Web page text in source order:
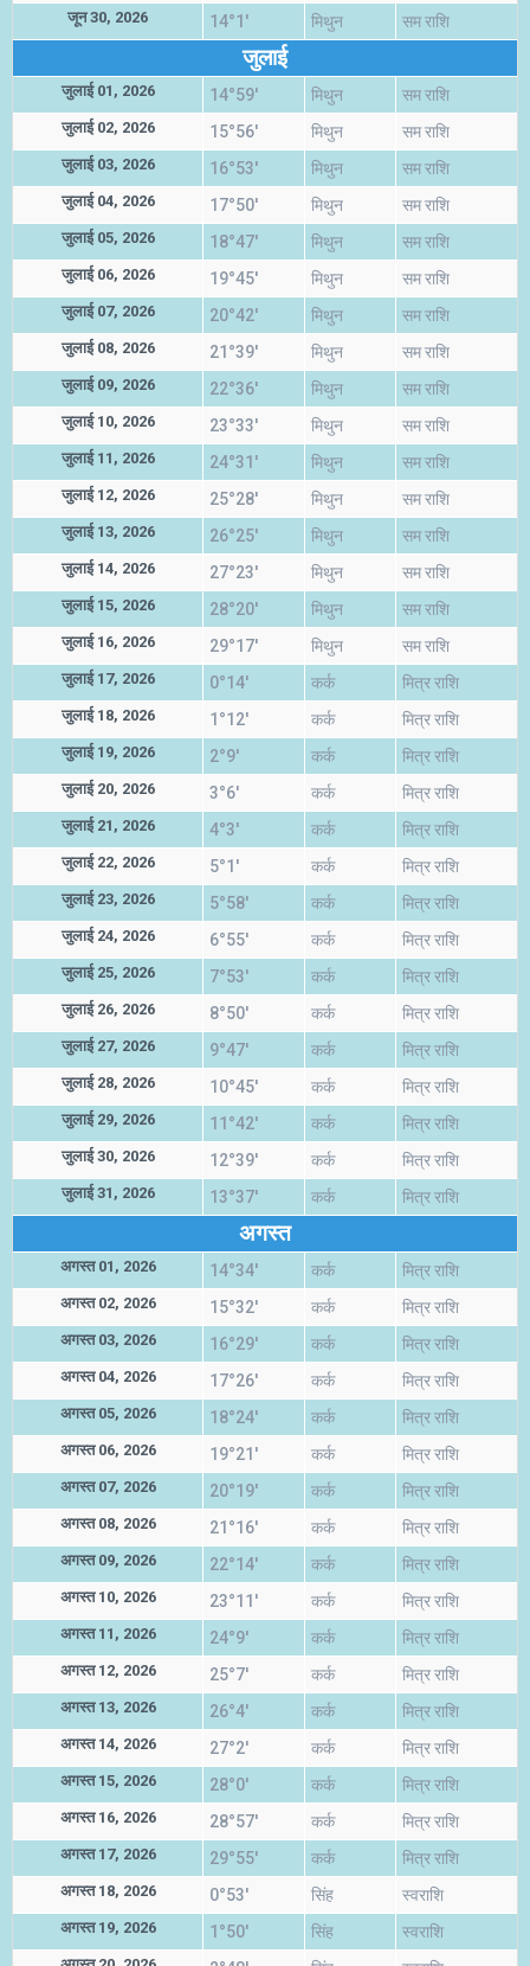
जून 30, 2026 14°1' मिथुन सम राशि
जुलाई
जुलाई 01, 2026 14°59' मिथुन सम राशि
जुलाई 02, 2026 15°56' मिथुन सम राशि
जुलाई 03, 2026 16°53' मिथुन सम राशि
जुलाई 04, 2026 17°50' मिथुन सम राशि
जुलाई 05, 2026 18°47' मिथुन सम राशि
जुलाई 06, 2026 19°45' मिथुन सम राशि
जुलाई 07, 2026 20°42' मिथुन सम राशि
जुलाई 08, 2026 21°39' मिथुन सम राशि
जुलाई 09, 2026 22°36' मिथुन सम राशि
जुलाई 10, 2026 23°33' मिथुन सम राशि
जुलाई 11, 2026 24°31' मिथुन सम राशि
जुलाई 12, 2026 25°28' मिथुन सम राशि
जुलाई 13, 2026 26°25' मिथुन सम राशि
जुलाई 14, 2026 27°23' मिथुन सम राशि
जुलाई 15, 2026 28°20' मिथुन सम राशि
जुलाई 16, 2026 29°17' मिथुन सम राशि
जुलाई 17, 2026 0°14' कर्क मित्र राशि
जुलाई 18, 2026 1°12' कर्क मित्र राशि
जुलाई 19, 2026 2°9' कर्क मित्र राशि
जुलाई 20, 2026 3°6' कर्क मित्र राशि
जुलाई 21, 2026 4°3' कर्क मित्र राशि
जुलाई 22, 2026 5°1' कर्क मित्र राशि
जुलाई 23, 2026 5°58' कर्क मित्र राशि
जुलाई 24, 2026 6°55' कर्क मित्र राशि
जुलाई 25, 2026 7°53' कर्क मित्र राशि
जुलाई 26, 2026 8°50' कर्क मित्र राशि
जुलाई 27, 2026 9°47' कर्क मित्र राशि
जुलाई 28, 2026 10°45' कर्क मित्र राशि
जुलाई 29, 2026 11°42' कर्क मित्र राशि
जुलाई 30, 2026 12°39' कर्क मित्र राशि
जुलाई 31, 2026 13°37' कर्क मित्र राशि
अगस्त
अगस्त 01, 2026 14°34' कर्क मित्र राशि
अगस्त 02, 2026 15°32' कर्क मित्र राशि
अगस्त 03, 2026 16°29' कर्क मित्र राशि
अगस्त 04, 2026 17°26' कर्क मित्र राशि
अगस्त 05, 2026 18°24' कर्क मित्र राशि
अगस्त 06, 2026 19°21' कर्क मित्र राशि
अगस्त 07, 2026 20°19' कर्क मित्र राशि
अगस्त 08, 2026 21°16' कर्क मित्र राशि
अगस्त 09, 2026 22°14' कर्क मित्र राशि
अगस्त 10, 2026 23°11' कर्क मित्र राशि
अगस्त 11, 2026 24°9' कर्क मित्र राशि
अगस्त 12, 2026 25°7' कर्क मित्र राशि
अगस्त 13, 2026 26°4' कर्क मित्र राशि
अगस्त 14, 2026 27°2' कर्क मित्र राशि
अगस्त 15, 2026 28°0' कर्क मित्र राशि
अगस्त 16, 2026 28°57' कर्क मित्र राशि
अगस्त 17, 2026 29°55' कर्क मित्र राशि
अगस्त 18, 2026 0°53' सिंह स्वराशि
अगस्त 19, 2026 1°50' सिंह स्वराशि